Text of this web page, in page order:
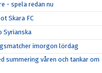
- spela redan nu
Skara FC
Syrianska
imorgon lördag
summering våren och tankar om